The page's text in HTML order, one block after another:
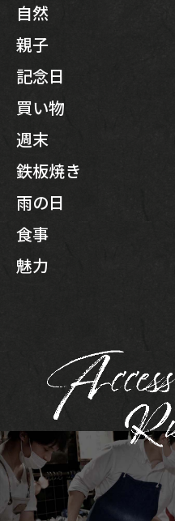
自然
親子
記念日
買い物
週末
鉄板焼き
雨の日
食事
魅力